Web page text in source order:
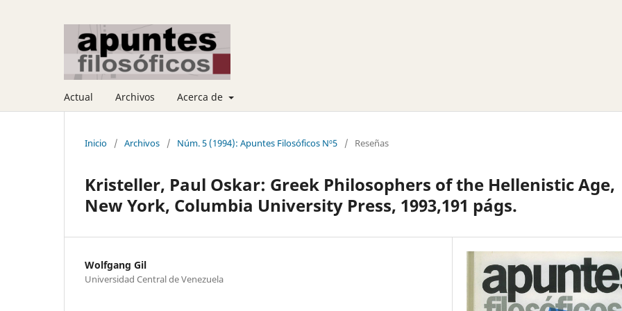
Actual Archivos Acerca de
Inicio / Archivos / Núm. 5 (1994): Apuntes Filosóficos Nº5 / Reseñas
Kristeller, Paul Oskar: Greek Philosophers of the Hellenistic Age,
New York, Columbia University Press, 1993,191 págs.
Wolfgang Gil
Universidad Central de Venezuela